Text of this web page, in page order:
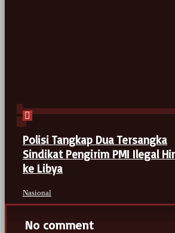
Polisi Tangkap Dua Tersangka
Sindikat Pengirim PMI Ilegal
ke Libya
Nasional
No comment